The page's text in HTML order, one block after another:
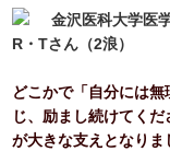
金沢医科大学医
R・Tさん（2浪）
どこかで「自分には
じ、励まし続けてく
が大きな支えとなりま